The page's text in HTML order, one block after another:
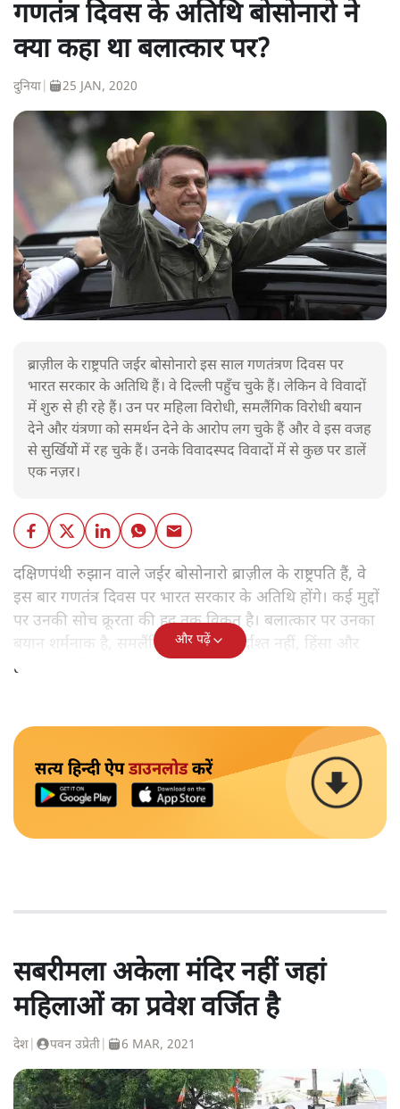
गणतंत्र दिवस के अतिथि बोसोनारो ने
क्या कहा था बलात्कार पर?
दुनिया 25 JAN, 2020
ब्राज़ील के राष्ट्रपति जईर बोसोनारो इस साल गणतंत्रण दिवस पर
भारत सरकार के अतिथि हैं। वे दिल्ली पहुँच चुके हैं। लेकिन वे विवादों
में शुरु से ही रहे हैं। उन पर महिला विरोधी, समलैंगिक विरोधी बयान
देने और यंत्रणा को समर्थन देने के आरोप लग चुके हैं और वे इस वजह
से सुर्खियोें में रह चुके हैं। उनके विवादस्पद विवादों में से कुछ पर डालें
एक नज़र।
दक्षिणपंथी रुझान वाले जईर बोसोनारो ब्राज़ील के राष्ट्रपति हैं, वे
इस बार गणतंत्र दिवस पर भारत सरकार के अतिथि होंगे। कई मुद्दों
पर उनकी सोच क्रूरता की हद तक विकृत है। बलात्कार पर उनका
बयान शर्मनाक है, समलैंगिक लोग उन्हें बर्दाश्त नहीं, हिंसा और
हत्याएं उनकी 'रूल-बुक' में हैं।
और पढ़ें
सत्य हिन्दी ऐपडाउनलोडकरें
सबरीमला अकेला मंदिर नहीं जहां
महिलाओं का प्रवेश वर्जित है
देश पवन उप्रेती 6 MAR, 2021